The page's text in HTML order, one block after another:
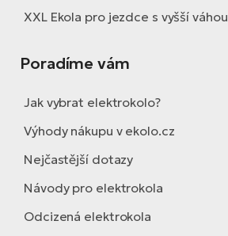
XXL Ekola pro jezdce s vyšší váhou
Poradíme vám
Jak vybrat elektrokolo?
Výhody nákupu v ekolo.cz
Nejčastější dotazy
Návody pro elektrokola
Odcizená elektrokola